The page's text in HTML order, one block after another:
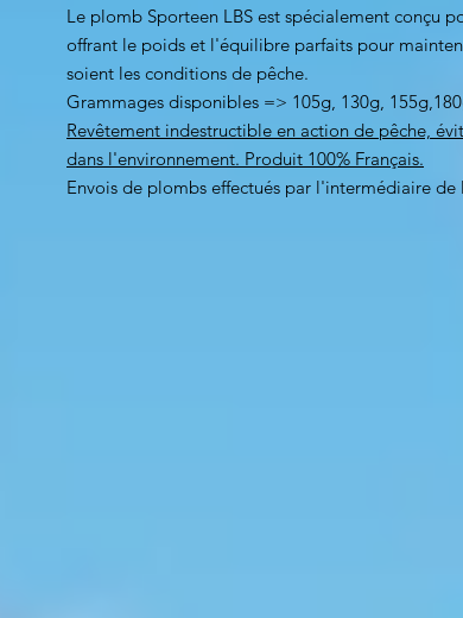
Le plomb Sporteen LBS est spécialement conçu
offrant le poids et l'équilibre parfaits pour
soient les conditions de pêche.
Grammages disponibles => 105g, 130g,
Revêtement indestructible en action de pêche,
dans l'environnement. Produit 100% Français.
Envois de plombs effectués par l'intermédiaire de